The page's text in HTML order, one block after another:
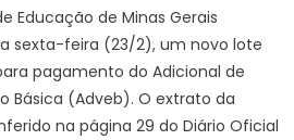
Educação de Minas Gerais
sexta-feira (23/2), um novo lote
pagamento do Adicional de
Básica (Adveb). O extrato da
na página 29 do Diário Oficial